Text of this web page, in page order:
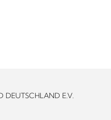
DEUTSCHLAND E.V.